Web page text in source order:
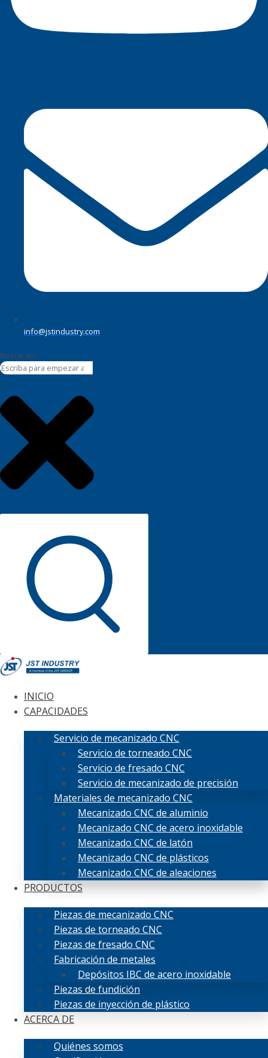
info@jstindustry.com
Buscar en
INICIO
CAPACIDADES
Servicio de mecanizado CNC
Servicio de torneado CNC
Servicio de fresado CNC
Servicio de mecanizado de precisión
Materiales de mecanizado CNC
Mecanizado CNC de aluminio
Mecanizado CNC de acero inoxidable
Mecanizado CNC de latón
Mecanizado CNC de plásticos
Mecanizado CNC de aleaciones
PRODUCTOS
Piezas de mecanizado CNC
Piezas de torneado CNC
Piezas de fresado CNC
Fabricación de metales
Depósitos IBC de acero inoxidable
Piezas de fundición
Piezas de inyección de plástico
ACERCA DE
Quiénes somos